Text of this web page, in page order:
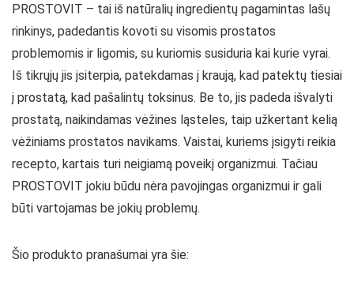
PROSTOVIT – tai iš natūralių ingredientų pagamintas lašų
rinkinys, padedantis kovoti su visomis prostatos
problemomis ir ligomis, su kuriomis susiduria kai kurie vyrai.
Iš tikrųjų jis įsiterpia, patekdamas į kraują, kad patektų tiesiai
į prostatą, kad pašalintų toksinus. Be to, jis padeda išvalyti
prostatą, naikindamas vėžines ląsteles, taip užkertant kelią
vėžiniams prostatos navikams. Vaistai, kuriems įsigyti reikia
recepto, kartais turi neigiamą poveikį organizmui. Tačiau
PROSTOVIT jokiu būdu nėra pavojingas organizmui ir gali
būti vartojamas be jokių problemų.
Šio produkto pranašumai yra šie: